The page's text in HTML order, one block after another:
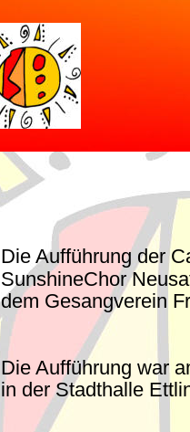
Die Aufführung der
SunshineChor
dem Gesangverein
Die Aufführung war
in der Stadthalle